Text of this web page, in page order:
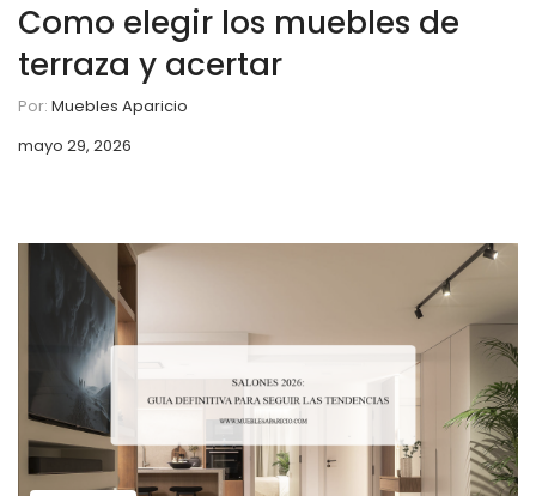
Como elegir los muebles de
terraza y acertar
Por: Muebles Aparicio
mayo 29, 2026